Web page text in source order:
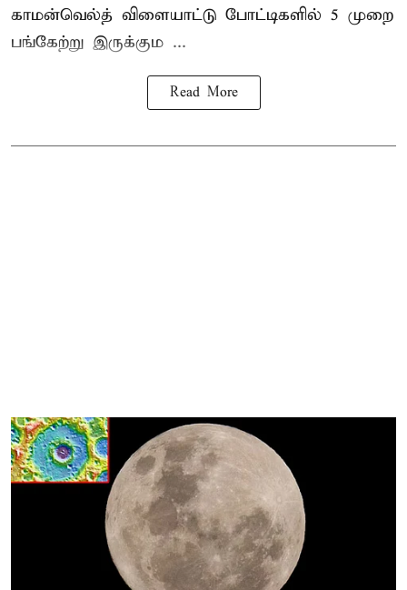
காமன்வெல்த் விளையாட்டு போட்டிகளில் 5 முறை
பங்கேற்று இருக்கும ...
Read More